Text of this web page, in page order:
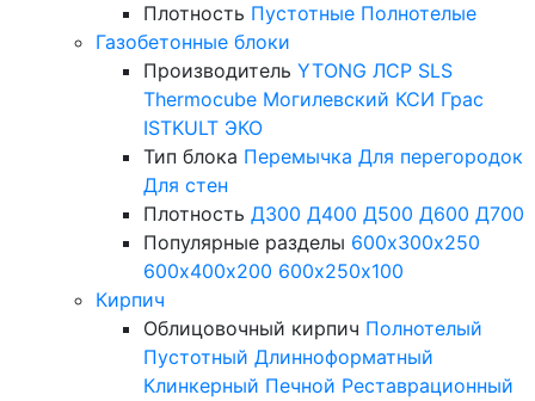
Плотность Пустотные Полнотелые
Газобетонные блоки
Производитель YTONG ЛСР SLS
Thermocube Могилевский КСИ Грас
ISTKULT ЭКО
Тип блока Перемычка Для перегородок
Для стен
Плотность Д300 Д400 Д500 Д600 Д700
Популярные разделы 600х300х250
600х400х200 600х250х100
Кирпич
Облицовочный кирпич Полнотелый
Пустотный Длинноформатный
Клинкерный Печной Реставрационный